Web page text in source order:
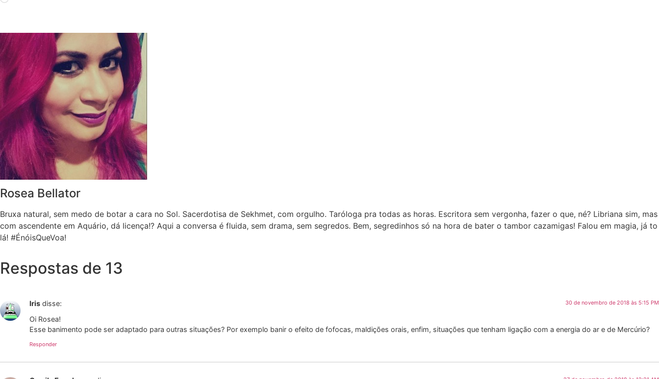
Rosea Bellator
Bruxa natural, sem medo de botar a cara no Sol. Sacerdotisa de Sekhmet, com orgulho. Taróloga pra todas as horas. Escritora sem vergonha, fazer o que, né? Libriana sim, mas
com ascendente em Aquário, dá licença!? Aqui a conversa é fluida, sem drama, sem segredos. Bem, segredinhos só na hora de bater o tambor cazamigas! Falou em magia, já to
lá! #ÉnóisQueVoa!
Respostas de 13
Iris disse: 30 de novembro de 2018 às 5:15 PM
Oi Rosea!
Esse banimento pode ser adaptado para outras situações? Por exemplo banir o efeito de fofocas, maldições orais, enfim, situações que tenham ligação com a energia do ar e de Mercúrio?
Responder